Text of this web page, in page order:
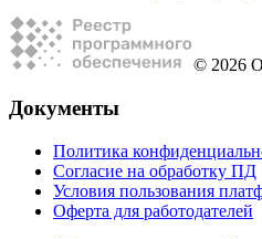
© 2026
Документы
Политика
Согласие на обработку ПД
Условия пользования
Оферта для работодателей